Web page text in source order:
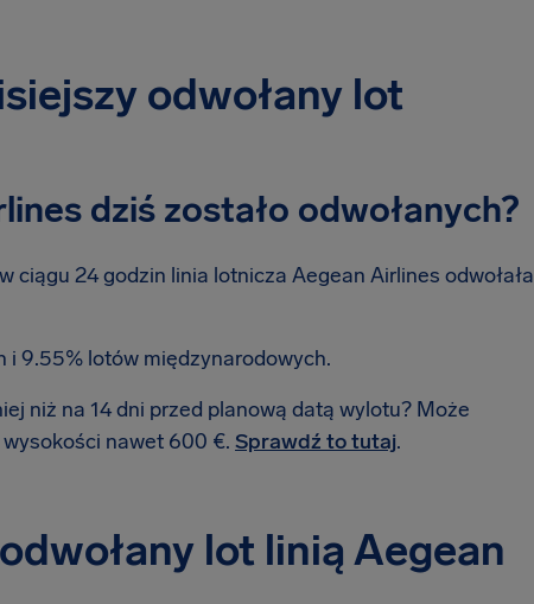
odwołany lot
dziś zostało odwołanych?
ciągu 24 godzin linia lotnicza Aegean Airlines odwołała
i 9.55% lotów międzynarodowych.
niż na 14 dni przed planową datą wylotu? Może
nawet 600 €. Sprawdź to tutaj.
lot linią Aegean